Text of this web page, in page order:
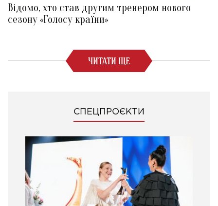
Відомо, хто став другим тренером нового
сезону «Голосу країни»
ЧИТАТИ ЩЕ
СПЕЦПРОЄКТИ